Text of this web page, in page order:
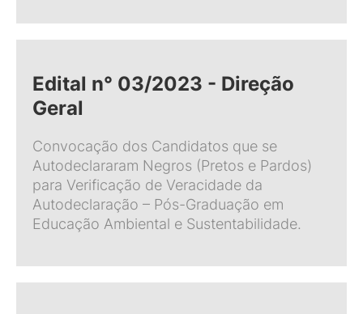
Edital n° 03/2023 - Direção
Geral
Convocação dos Candidatos que se
Autodeclararam Negros (Pretos e Pardos)
para Verificação de Veracidade da
Autodeclaração – Pós-Graduação em
Educação Ambiental e Sustentabilidade.